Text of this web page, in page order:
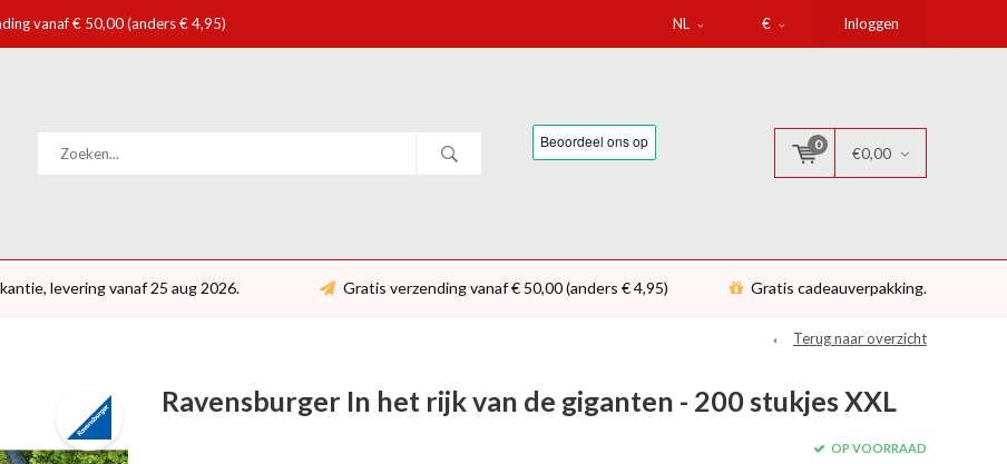
vanaf € 50,00 (anders € 4,95) NL € Inloggen
0
€0,00
levering vanaf 25 aug 2026. Gratis verzending vanaf € 50,00 (anders € 4,95) Gratis cadeauverpakking.
Terug naar overzicht
Ravensburger In het rijk van de giganten - 200 stukjes XXL
OP VOORRAAD